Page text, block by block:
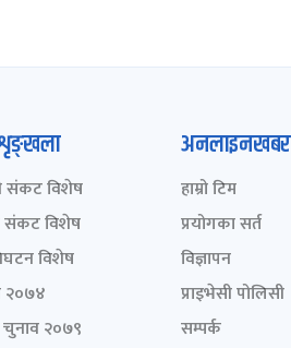
संकट विशेष
संकट विशेष
विशेष
२०७४
चुनाव २०७९
अनलाइनखबर
हाम्रो टिम
प्रयोगका सर्त
विज्ञापन
प्राइभेसी पोलिसी
सम्पर्क